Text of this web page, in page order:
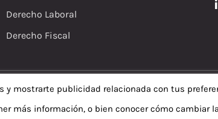
Derecho Laboral
Derecho Fiscal
Todos los Derechos Reservados |Aviso Legal|Política
web diseñado y desarrollado por
Netymedia
mostrarte publicidad relacionada con tus
más información, o bien conocer cómo cambiar